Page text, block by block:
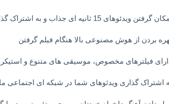
گرفتن ویدئوهای 15 ثانیه ای جذاب و به اشتراک گذاشتن آن ها
بردن از هوش مصنوعی بالا هنگام فیلم گرفتن
فیلترهای مخصوص، موسیقی های متنوع و
اشتراک گذاری ویدئوهای شما در شبکه ای اجتماعی